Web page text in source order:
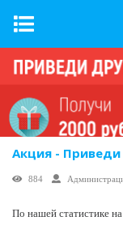
Акция - Приведи
884
По нашей статистике